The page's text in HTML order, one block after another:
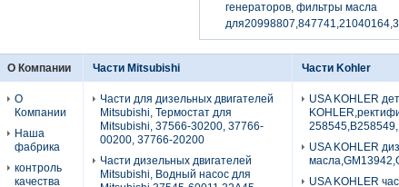
генераторов, фильтры масла
О Компании
О
Компании
Наша
фабрика
контроль
качества
Части Mitsubishi
Части для дизельных двигателей
Mitsubishi, Термостат для
Mitsubishi, 37566-30200, 37766-
00200, 37766-20200
Части дизельных двигателей
Mitsubishi, Водный насос для
Части Kohler
USA KOHLER
USA KOHLER
USA KOHLER